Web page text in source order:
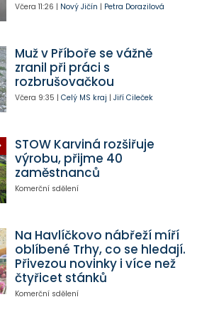
Včera 11:26 | Nový Jičín | Petra Dorazilová
Muž v Příboře se vážně
zranil při práci s
rozbrušovačkou
Včera 9:35 | Celý MS kraj | Jiří Cileček
STOW Karviná rozšiřuje
výrobu, přijme 40
zaměstnanců
Komerční sdělení
Na Havlíčkovo nábřeží míří
oblíbené Trhy, co se hledají.
Přivezou novinky i více než
čtyřicet stánků
Komerční sdělení